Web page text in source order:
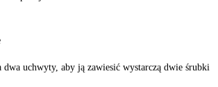
dwa uchwyty, aby ją zawiesić wystarczą dwie śrubki